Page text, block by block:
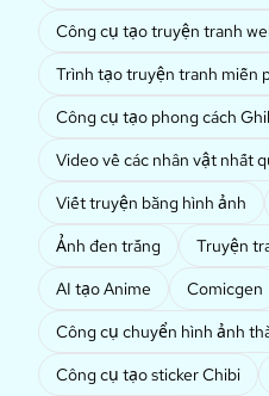
Công cụ tạo truyện tranh
Trình tạo truyện tranh miễn
Công cụ tạo phong cách
Video về các nhân vật nhất
Viết truyện bằng hình ảnh
Ảnh đen trắng
Truyện
AI tạo Anime
Comicgen
Công cụ chuyển hình ảnh
Công cụ tạo sticker Chibi